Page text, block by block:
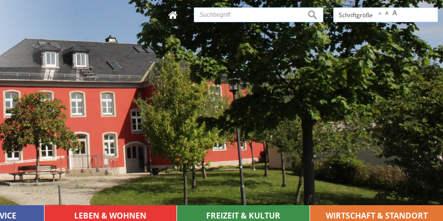
Schriftgröße A A A
suchen
LEBEN & WOHNEN FREIZEIT & KULTUR WIRTSCHAFT & STANDORT